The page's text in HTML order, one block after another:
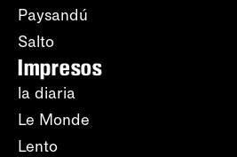
Paysandú
Salto
Impresos
la diaria
Le Monde
Lento